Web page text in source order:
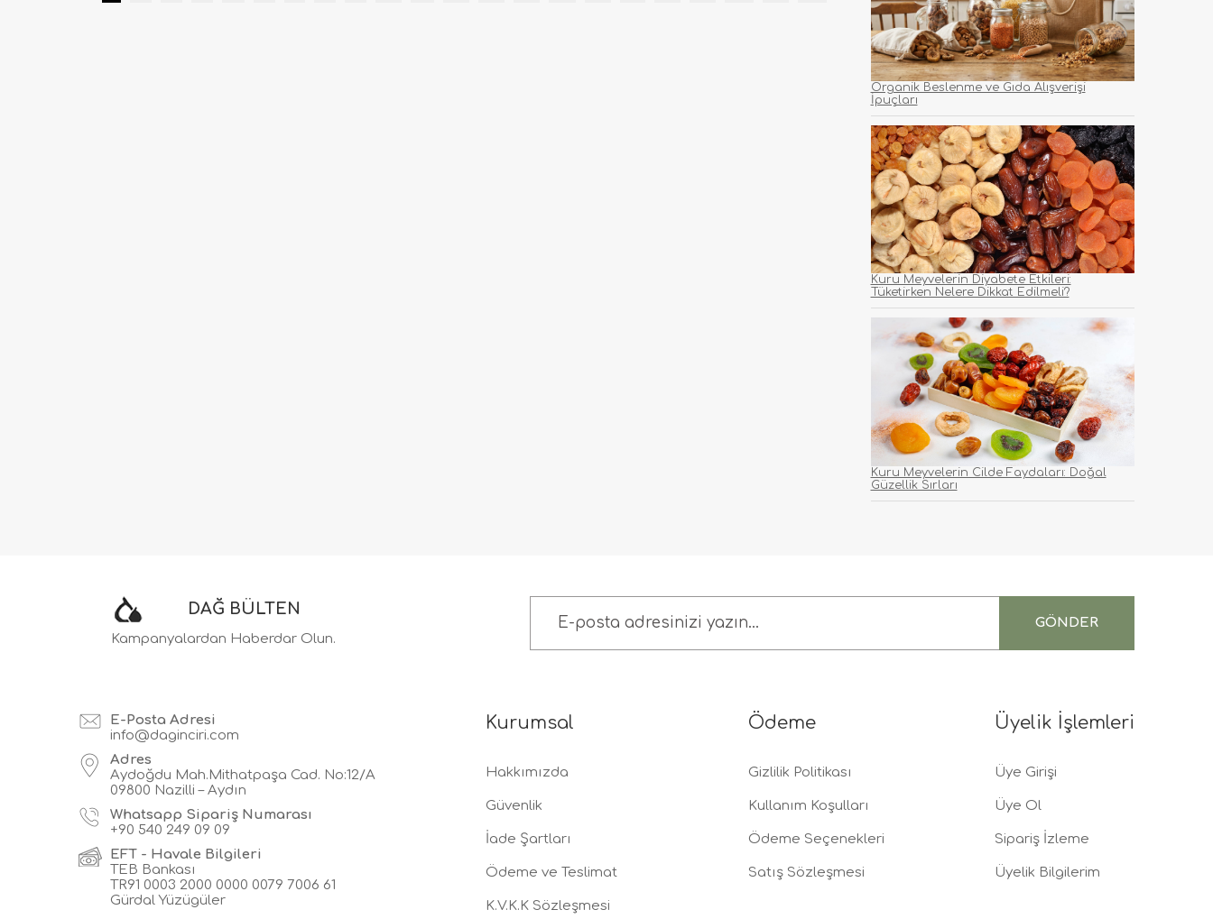
Organik Beslenme ve Gıda Alışverişi
İpuçları
Kuru Meyvelerin Diyabete Etkileri:
Tüketirken Nelere Dikkat Edilmeli?
Kuru Meyvelerin Cilde Faydaları: Doğal
Güzellik Sırları
DAĞ BÜLTEN
Kampanyalardan Haberdar Olun.
GÖNDER
E-Posta Adresi
info@daginciri.com
Adres
Aydoğdu Mah.Mithatpaşa Cad. No:12/A
09800 Nazilli – Aydın
Whatsapp Sipariş Numarası
+90 540 249 09 09
EFT - Havale Bilgileri
TEB Bankası
TR91 0003 2000 0000 0079 7006 61
Gürdal Yüzügüler
Kurumsal
Hakkımızda
Güvenlik
İade Şartları
Ödeme ve Teslimat
K.V.K.K Sözleşmesi
Ödeme
Gizlilik Politikası
Kullanım Koşulları
Ödeme Seçenekleri
Satış Sözleşmesi
Üyelik İşlemleri
Üye Girişi
Üye Ol
Sipariş İzleme
Üyelik Bilgilerim